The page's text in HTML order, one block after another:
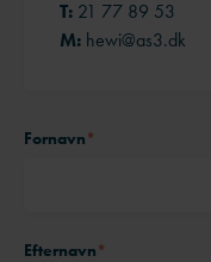
Fornavn*
Efternavn*
T: 21 77 89 53
M: hewi@as3.dk